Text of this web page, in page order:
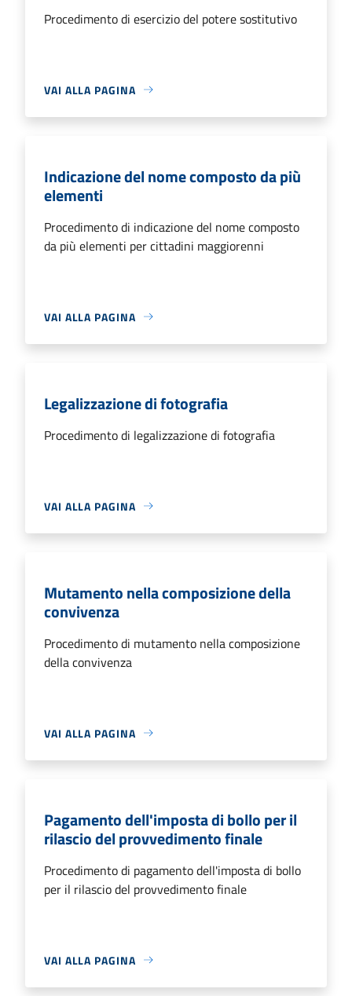
Procedimento di esercizio del potere sostitutivo
VAI ALLA PAGINA
Indicazione del nome composto da più
elementi
Procedimento di indicazione del nome composto
da più elementi per cittadini maggiorenni
VAI ALLA PAGINA
Legalizzazione di fotografia
Procedimento di legalizzazione di fotografia
VAI ALLA PAGINA
Mutamento nella composizione della
convivenza
Procedimento di mutamento nella composizione
della convivenza
VAI ALLA PAGINA
Pagamento dell'imposta di bollo per il
rilascio del provvedimento finale
Procedimento di pagamento dell'imposta di bollo
per il rilascio del provvedimento finale
VAI ALLA PAGINA